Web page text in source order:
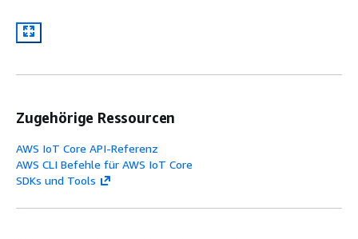
Zugehörige Ressourcen
AWS IoT Core API-Referenz
AWS CLI Befehle für AWS IoT Core
SDKs und Tools